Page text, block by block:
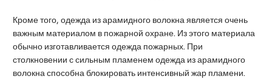
Кроме того, одежда из арамидного волокна является очень
важным материалом в пожарной охране. Из этого материала
обычно изготавливается одежда пожарных. При
столкновении с сильным пламенем одежда из арамидного
волокна способна блокировать интенсивный жар пламени.